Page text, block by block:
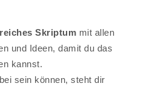
Skriptum mit allen
und Ideen, damit du das
kannst.
sein können, steht dir